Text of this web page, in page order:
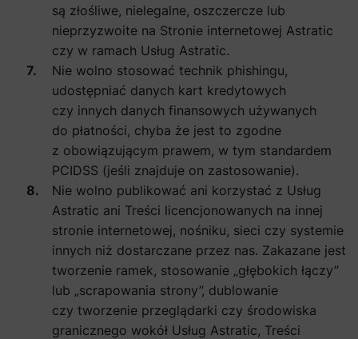
są złośliwe, nielegalne, oszczercze lub
nieprzyzwoite na Stronie internetowej Astratic
czy w ramach Usług Astratic.
Nie wolno stosować technik phishingu,
udostępniać danych kart kredytowych
czy innych danych finansowych używanych
do płatności, chyba że jest to zgodne
z obowiązującym prawem, w tym standardem
PCIDSS (jeśli znajduje on zastosowanie).
Nie wolno publikować ani korzystać z Usług
Astratic ani Treści licencjonowanych na innej
stronie internetowej, nośniku, sieci czy systemie
innych niż dostarczane przez nas. Zakazane jest
tworzenie ramek, stosowanie „głębokich łączy”
lub „scrapowania strony”, dublowanie
czy tworzenie przeglądarki czy środowiska
granicznego wokół Usług Astratic, Treści